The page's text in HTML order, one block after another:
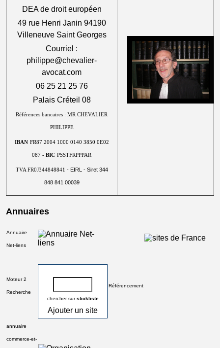
DEA de droit européen
49 rue Henri Janin 94190
Villeneuve Saint Georges
Courriel :
philippe@chevalier-
avocat.com
06 25 21 25 76
Palais Créteil 08
Références bancaires : MR CHEVALIER
PHILIPPE
IBAN FR87 2004 1000 0140 3850 0E02
087 - BIC PSSTFRPPPAR
TVA FR0J344848841 - EIRL - Siret 344
848 841 00039
Annuaires
Annuaire
Net-liens
Moteur 2
Recherche
chercher surstickliste
Ajouter un site
Référencement
annuaire
commerce-et-